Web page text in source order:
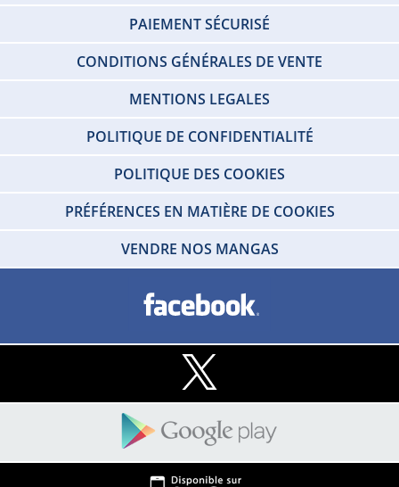
PAIEMENT SÉCURISÉ
CONDITIONS GÉNÉRALES DE VENTE
MENTIONS LEGALES
POLITIQUE DE CONFIDENTIALITÉ
POLITIQUE DES COOKIES
PRÉFÉRENCES EN MATIÈRE DE COOKIES
VENDRE NOS MANGAS